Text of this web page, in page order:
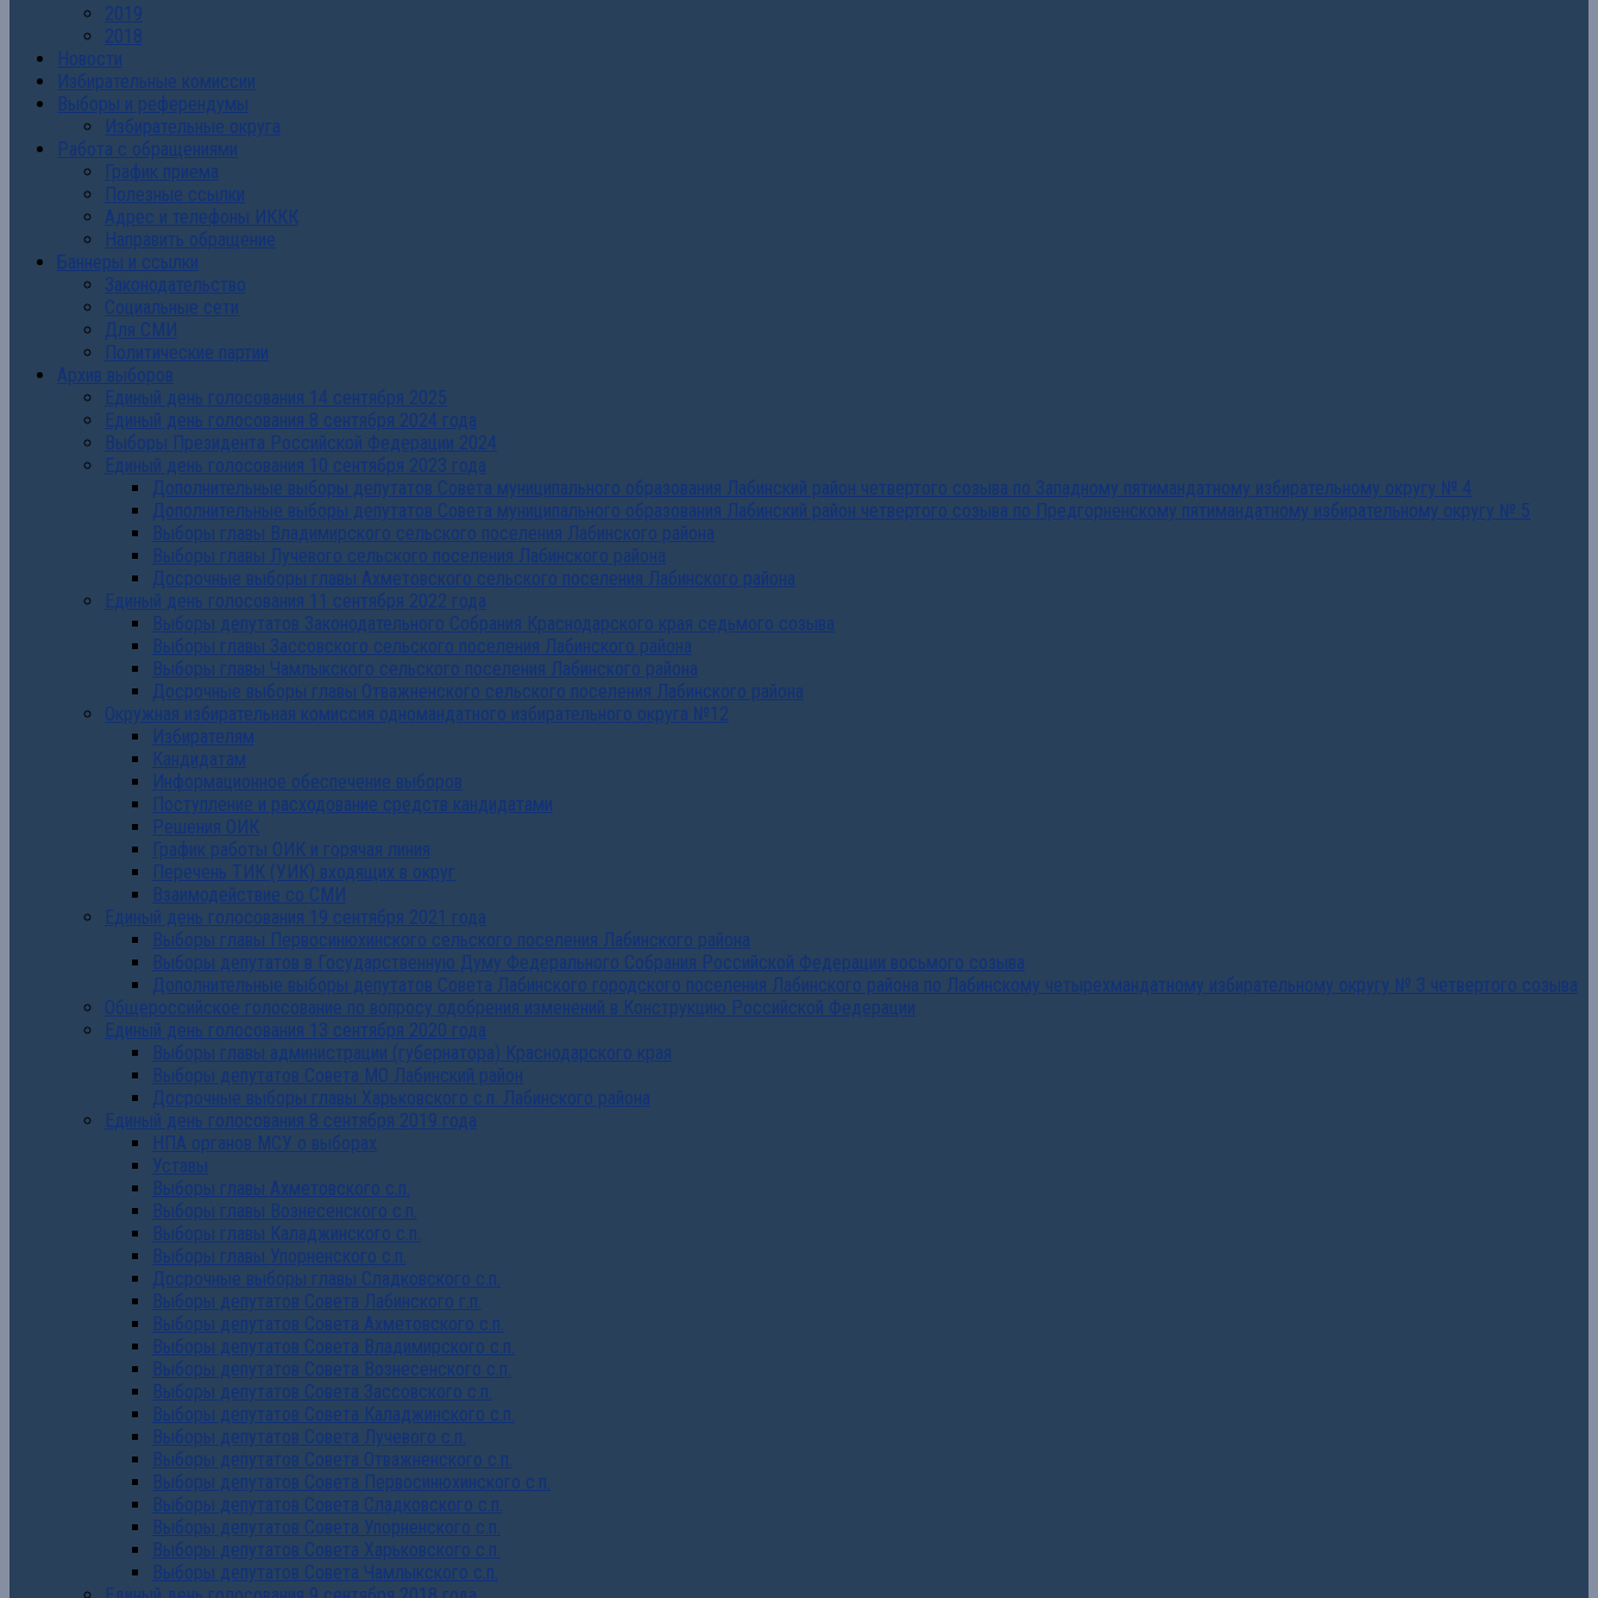
2019
2018
Новости
Избирательные комиссии
Выборы и референдумы
Избирательные округа
Работа с обращениями
График приема
Полезные ссылки
Адрес и телефоны ИККК
Направить обращение
Баннеры и ссылки
Законодательство
Социальные сети
Для СМИ
Политические партии
Архив выборов
Единый день голосования 14 сентября 2025
Единый день голосования 8 сентября 2024 года
Выборы Президента Российской Федерации 2024
Единый день голосования 10 сентября 2023 года
Дополнительные выборы депутатов Совета муниципального образования Лабинский район четвертого созыва по Западному пятимандатному избирательному округу № 4
Дополнительные выборы депутатов Совета муниципального образования Лабинский район четвертого созыва по Предгорненскому пятимандатному избирательному округу № 5
Выборы главы Владимирского сельского поселения Лабинского района
Выборы главы Лучевого сельского поселения Лабинского района
Досрочные выборы главы Ахметовского сельского поселения Лабинского района
Единый день голосования 11 сентября 2022 года
Выборы депутатов Законодательного Собрания Краснодарского края седьмого созыва
Выборы главы Зассовского сельского поселения Лабинского района
Выборы главы Чамлыкского сельского поселения Лабинского района
Досрочные выборы главы Отважненского сельского поселения Лабинского района
Окружная избирательная комиссия одномандатного избирательного округа №12
Избирателям
Кандидатам
Информационное обеспечение выборов
Поступление и расходование средств кандидатами
Решения ОИК
График работы ОИК и горячая линия
Перечень ТИК (УИК) входящих в округ
Взаимодействие со СМИ
Единый день голосования 19 сентября 2021 года
Выборы главы Первосинюхинского сельского поселения Лабинского района
Выборы депутатов в Государственную Думу Федерального Собрания Российской Федерации восьмого созыва
Дополнительные выборы депутатов Совета Лабинского городского поселения Лабинского района по Лабинскому четырехмандатному избирательному округу № 3 четвертого созыва
Общероссийское голосование по вопросу одобрения изменений в Конструкцию Российской Федерации
Единый день голосования 13 сентября 2020 года
Выборы главы администрации (губернатора) Краснодарского края
Выборы депутатов Совета МО Лабинский район
Досрочные выборы главы Харьковского с.п. Лабинского района
Единый день голосования 8 сентября 2019 года
НПА органов МСУ о выборах
Уставы
Выборы главы Ахметовского с.п.
Выборы главы Вознесенского с.п.
Выборы главы Каладжинского с.п.
Выборы главы Упорненского с.п.
Досрочные выборы главы Сладковского с.п.
Выборы депутатов Совета Лабинского г.п.
Выборы депутатов Совета Ахметовского с.п.
Выборы депутатов Совета Владимирского с.п.
Выборы депутатов Совета Вознесенского с.п.
Выборы депутатов Совета Зассовского с.п.
Выборы депутатов Совета Каладжинского с.п.
Выборы депутатов Совета Лучевого с.п.
Выборы депутатов Совета Отважненского с.п.
Выборы депутатов Совета Первосинюхинского с.п.
Выборы депутатов Совета Сладковского с.п.
Выборы депутатов Совета Упорненского с.п.
Выборы депутатов Совета Харьковского с.п.
Выборы депутатов Совета Чамлыкского с.п.